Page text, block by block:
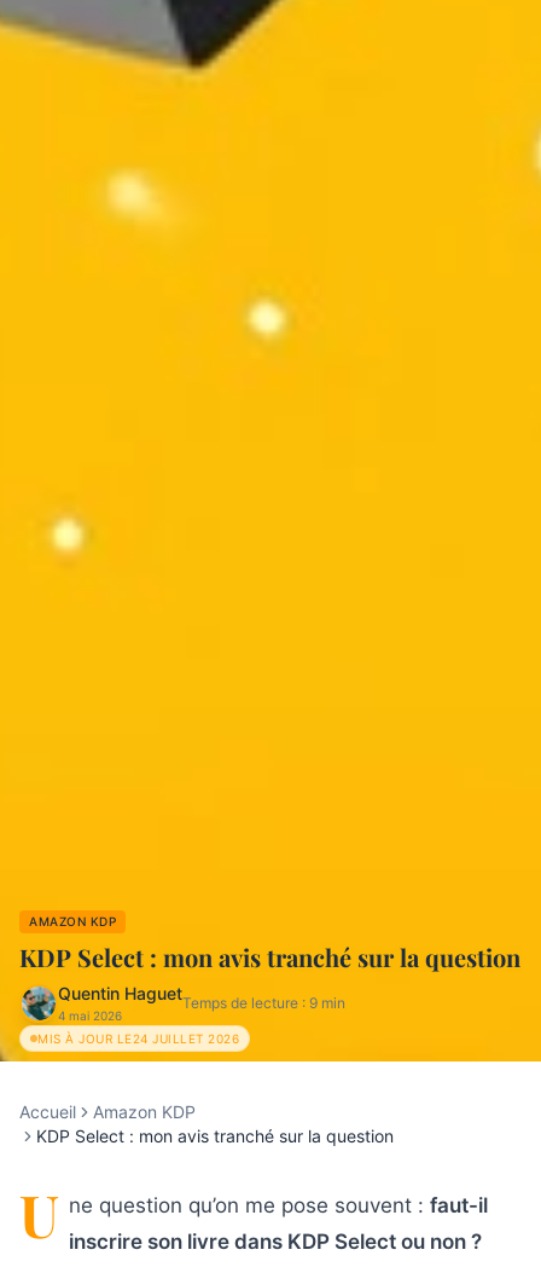
AMAZON KDP
KDP Select : mon avis tranché sur la question
Quentin Haguet
4 mai 2026
Temps de lecture : 9 min
MIS À JOUR LE24 JUILLET 2026
Accueil
Amazon KDP
KDP Select : mon avis tranché sur la question
U ne question qu’on me pose souvent : faut-il
inscrire son livre dans KDP Select ou non ?